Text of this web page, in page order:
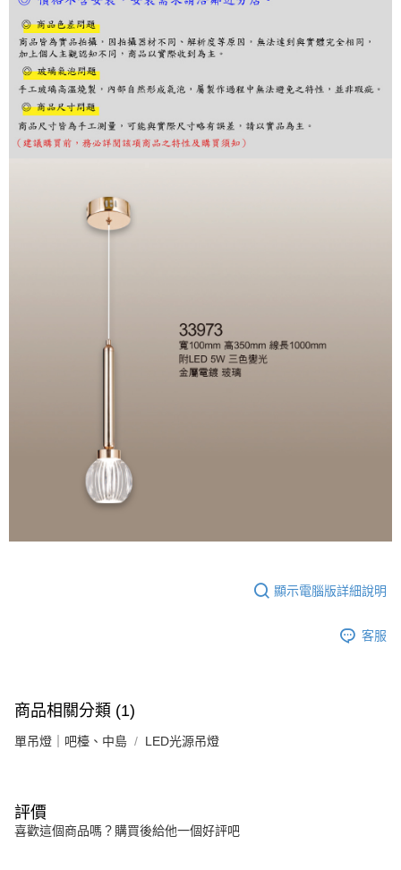
２．訂單成立數日內，您將收到繳費通知簡訊。
３．收到繳費通知簡訊後14天內，點擊此簡訊中的連結，可透過四大超商／
ATM／網路銀行／等多元方式進行付款，方視為交易完成。
※ 請注意：結帳手續完成當下不需立刻繳費，但若您需要取消訂單，請聯絡
購買商品的店家。未經商家同意取消之訂單仍視為有效，需透過AFTEE先享
後付繳納相關費用。
※ 交易是否成功請以「AFTEE先享後付 」之結帳頁面顯示為準，若有關於
是否繳費成功／繳費後需取消欲退款等相關疑問，請聯繫「AFTEE先享後付
客戶支援中心」
https://netprotections.freshdesk.com/support/home
易，需依本服務之必要範圍內提供個人資料，並將交易相關給付款項請求債
權轉讓予恩沛科技股份有限公司。
２．關於個人資料處理事宜，請瀏覽以下網址：
時審查核予不同之上限額度；若仍有額度不足之情形，本公司將視審查結果
請求用戶進行身份認證。
５．嚴禁一人註冊多個帳號或使用他人資訊註冊。若發現惡意使用之情形，
恩沛科技股份有限公司將有權停止該用戶之使用額度並採取法律行動。
顯示電腦版詳細說明
客服
商品相關分類 (1)
單吊燈｜吧檯、中島 LED光源吊燈
評價
喜歡這個商品嗎？購買後給他一個好評吧